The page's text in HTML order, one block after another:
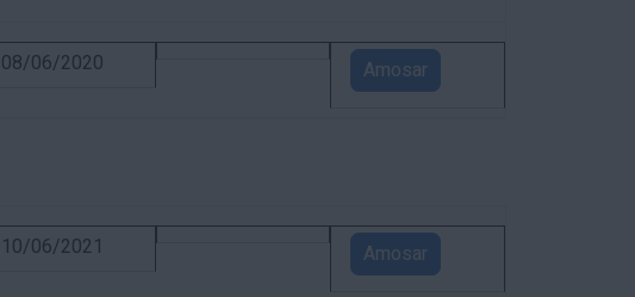
08/06/2020 Amosar
10/06/2021 Amosar